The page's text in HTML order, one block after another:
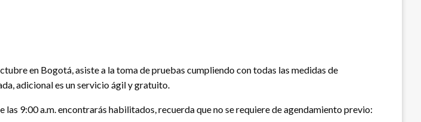
en Bogotá, asiste a la toma de pruebas cumpliendo con todas las medidas de
adicional es un servicio ágil y gratuito.
9:00 a.m. encontrarás habilitados, recuerda que no se requiere de agendamiento previo: